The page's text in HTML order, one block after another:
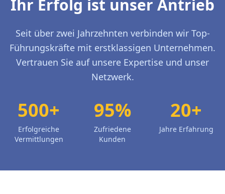
Ihr Erfolg ist unser Antrieb
Seit über zwei Jahrzehnten verbinden wir Top-
Führungskräfte mit erstklassigen Unternehmen.
Vertrauen Sie auf unsere Expertise und unser
Netzwerk.
500+
Erfolgreiche
Vermittlungen
95%
Zufriedene
Kunden
20+
Jahre Erfahrung